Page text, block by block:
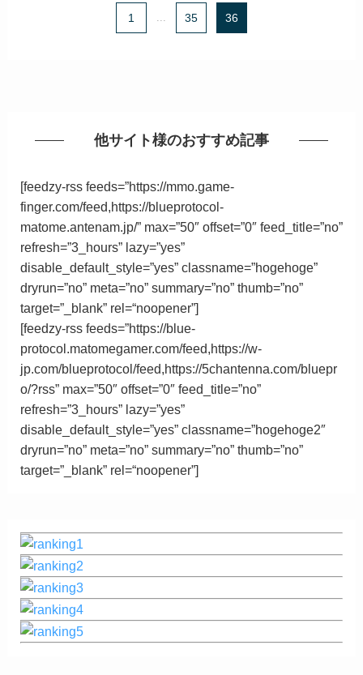
1 ... 35 36
他サイト様のおすすめ記事
[feedzy-rss feeds=”https://mmo.game-
finger.com/feed,https://blueprotocol-
matome.antenam.jp/” max=”50″ offset=”0″ feed_title=”no”
refresh=”3_hours” lazy=”yes”
disable_default_style=”yes” classname=”hogehoge”
dryrun=”no” meta=”no” summary=”no” thumb=”no”
target=”_blank” rel=“noopener”]
[feedzy-rss feeds=”https://blue-
protocol.matomegamer.com/feed,https://w-
jp.com/blueprotocol/feed,https://5chantenna.com/bluepr
o/?rss” max=”50″ offset=”0″ feed_title=”no”
refresh=”3_hours” lazy=”yes”
disable_default_style=”yes” classname=”hogehoge2″
dryrun=”no” meta=”no” summary=”no” thumb=”no”
target=”_blank” rel=“noopener”]